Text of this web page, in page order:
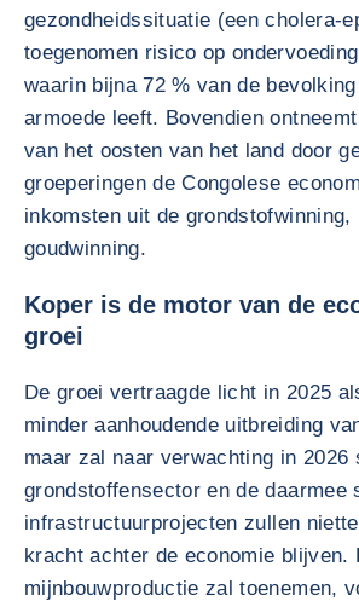
gezondheidssituatie (een cholera-
toegenomen risico op
waarin bijna 72 % van de
armoede leeft. Bovendien
van het oosten van het land door
groeperingen de Congolese
inkomsten uit de grondstofwinning,
goudwinning.
Koper is de motor van de
groei
De groei vertraagde licht in 2025
minder aanhoudende uitbreiding
maar zal naar verwachting in 2026
grondstoffensector en de daarmee
infrastructuurprojecten zullen
kracht achter de economie blijven.
mijnbouwproductie zal toenemen,